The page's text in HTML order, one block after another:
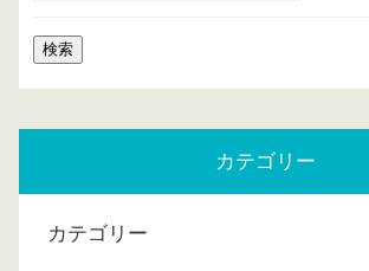
カテゴリー
カテゴリー